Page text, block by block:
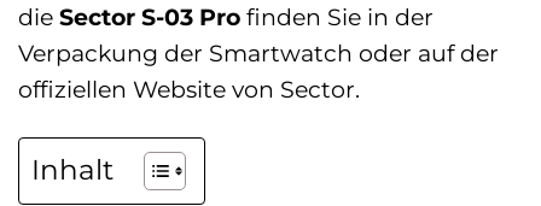
die Sector S-03 Pro finden Sie in der
Verpackung der Smartwatch oder auf der
offiziellen Website von Sector.
Inhalt